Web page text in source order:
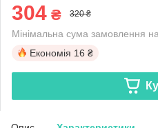
304 ₴ 320 ₴
Мінімальна сума замовлення
Економія 16 ₴